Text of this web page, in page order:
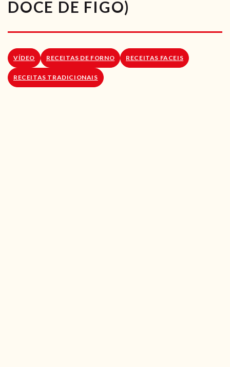
VÍDEOS
RECEITAS VEGGIE
SOBRE NÓS
LOJA ONLINE
DOCE DE FIGO)
VÍDEO RECEITAS DE FORNO RECEITAS FACEIS
RECEITAS TRADICIONAIS